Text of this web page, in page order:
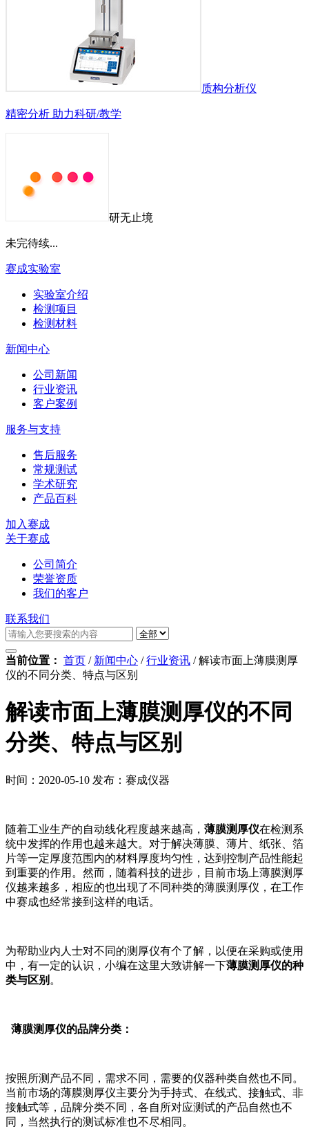
质构分析仪
精密分析 助力科研/教学
研无止境
未完待续...
赛成实验室
实验室介绍
检测项目
检测材料
新闻中心
公司新闻
行业资讯
客户案例
服务与支持
售后服务
常规测试
学术研究
产品百科
加入赛成
关于赛成
公司简介
荣誉资质
我们的客户
联系我们
当前位置： 首页 / 新闻中心 / 行业资讯 /解读市面上薄膜测厚
仪的不同分类、特点与区别
解读市面上薄膜测厚仪的不同
分类、特点与区别
时间：2020-05-10 发布：赛成仪器
随着工业生产的自动线化程度越来越高， 薄膜测厚仪在检测系
统中发挥的作用也越来越大。对于解决薄膜、薄片、纸张、箔
片等一定厚度范围内的材料厚度均匀性，达到控制产品性能起
到重要的作用。然而，随着科技的进步，目前市场上薄膜测厚
仪越来越多，相应的也出现了不同种类的薄膜测厚仪，在工作
中赛成也经常接到这样的电话。
为帮助业内人士对不同的测厚仪有个了解，以便在采购或使用
中，有一定的认识，小编在这里大致讲解一下薄膜测厚仪的种
类与区别 。
薄膜测厚仪的品牌分类 ：
按照所测产品不同，需求不同，需要的仪器种类自然也不同 。
当前市场的薄膜测厚仪主要分为手持式、在线式、接触式、非
接触式等，品牌分类不同，各自所对应测试的产品自然也不
同 ，当然执行的测试标准也不尽相同 。